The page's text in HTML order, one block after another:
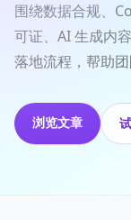
围绕数据合规、
可证、AI 生成内
落地流程，帮助
浏览文章